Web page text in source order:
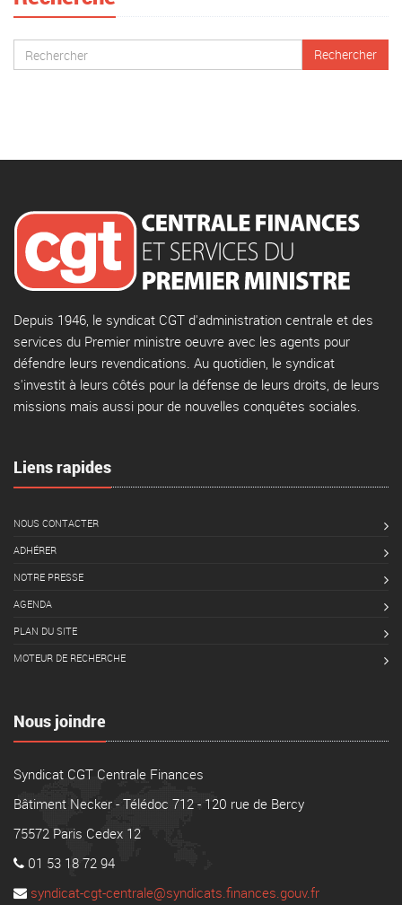
Depuis 1946, le syndicat CGT d'administration centrale et des
services du Premier ministre oeuvre avec les agents pour
défendre leurs revendications. Au quotidien, le syndicat
s'investit à leurs côtés pour la défense de leurs droits, de leurs
missions mais aussi pour de nouvelles conquêtes sociales.
Liens rapides
NOUS CONTACTER
ADHÉRER
NOTRE PRESSE
AGENDA
PLAN DU SITE
MOTEUR DE RECHERCHE
Nous joindre
Syndicat CGT Centrale Finances
Bâtiment Necker - Télédoc 712 - 120 rue de Bercy
75572 Paris Cedex 12
01 53 18 72 94
syndicat-cgt-centrale@syndicats.finances.gouv.fr